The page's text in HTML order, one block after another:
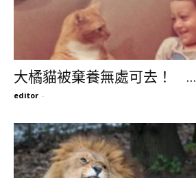
大橘貓被棄養無處可去！ ...
editor -